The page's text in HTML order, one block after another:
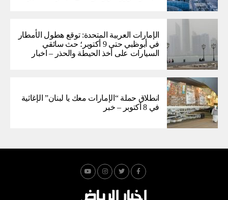
الإمارات العربية المتحدة: توقع هطول الأمطار
في أبوظبي حتى 9 أكتوبر؛ حث سائقي
السيارات على أخذ الحيطة والحذر – اخبار
انطلاق حملة “الإمارات معك يا لبنان” الإغاثية
في 8 أكتوبر – خبر